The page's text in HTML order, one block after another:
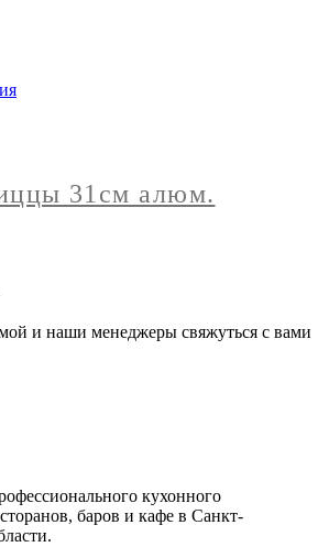
31см алюм.
и наши менеджеры свяжуться с вами
кухонного
баров и кафе в Санкт-